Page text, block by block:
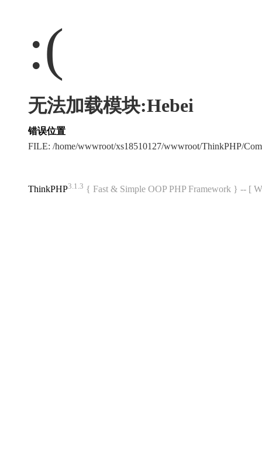
:(
无法加载模块:Hebei
错误位置
FILE: /home/wwwroot/xs18510127/wwwroot/ThinkPHP/
ThinkPHP3.1.3 { Fast & Simple OOP PHP Framework } -- [